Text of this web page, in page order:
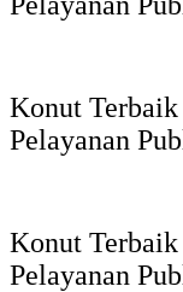
Konut
Pelayanan
Konut
Pelayanan